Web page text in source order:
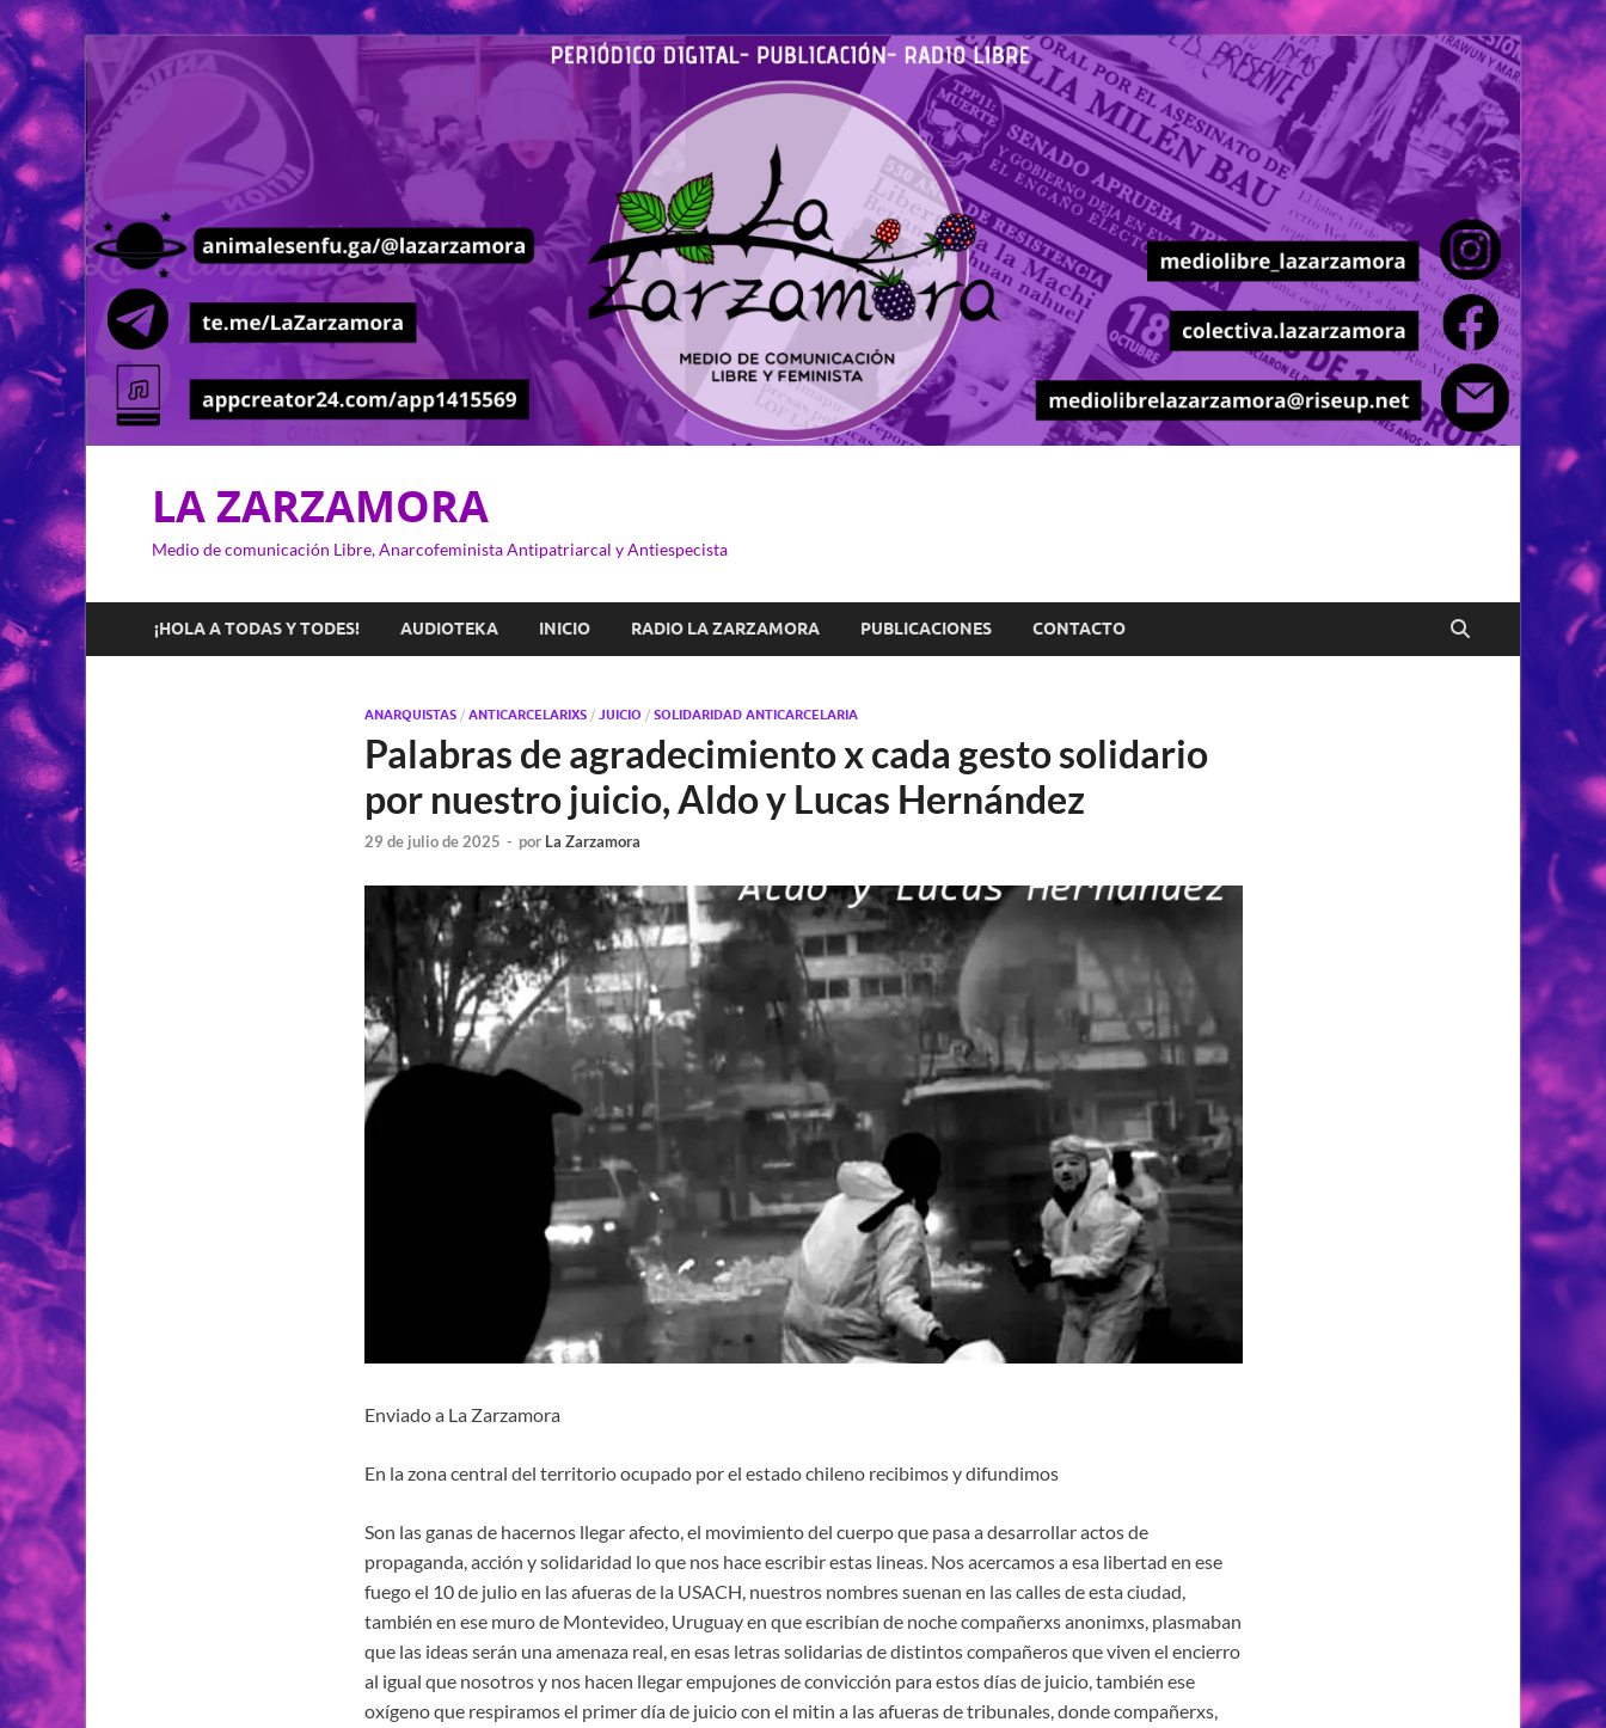
LA ZARZAMORA
Medio de comunicación Libre, Anarcofeminista Antipatriarcal y Antiespecista
¡HOLA A TODAS Y TODES! AUDIOTEKA INICIO RADIO LA ZARZAMORA PUBLICACIONES CONTACTO
ANARQUISTAS/ ANTICARCELARIXS/ JUICIO / SOLIDARIDAD ANTICARCELARIA
Palabras de agradecimiento x cada gesto solidario
por nuestro juicio, Aldo y Lucas Hernández
29 de julio de 2025 - por La Zarzamora
Enviado a La Zarzamora
En la zona central del territorio ocupado por el estado chileno recibimos y difundimos
Son las ganas de hacernos llegar afecto, el movimiento del cuerpo que pasa a desarrollar actos de
propaganda, acción y solidaridad lo que nos hace escribir estas lineas. Nos acercamos a esa libertad en ese
fuego el 10 de julio en las afueras de la USACH, nuestros nombres suenan en las calles de esta ciudad,
también en ese muro de Montevideo, Uruguay en que escribían de noche compañerxs anonimxs, plasmaban
que las ideas serán una amenaza real, en esas letras solidarias de distintos compañeros que viven el encierro
al igual que nosotros y nos hacen llegar empujones de convicción para estos días de juicio, también ese
oxígeno que respiramos el primer día de juicio con el mitin a las afueras de tribunales, donde compañerxs,